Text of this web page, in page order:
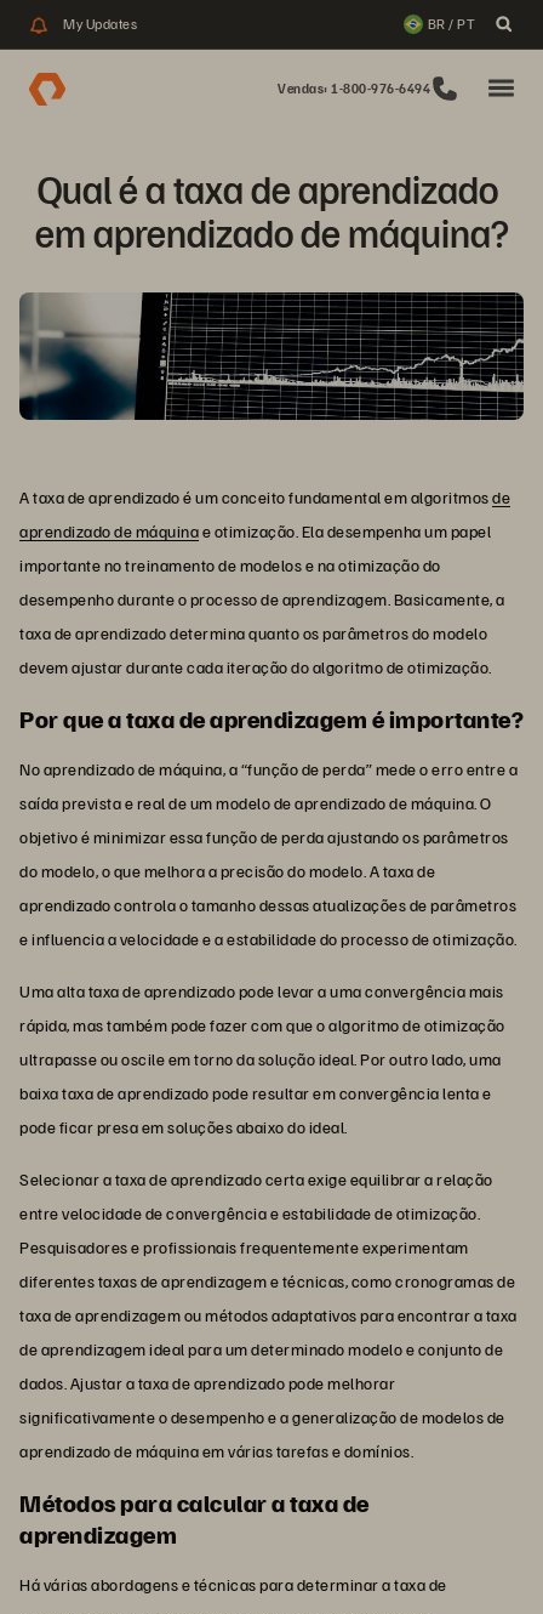
My Updates BR / PT
Vendas: 1-800-976-6494
Qual é a taxa de aprendizado
em aprendizado de máquina?
A taxa de aprendizado é um conceito fundamental em algoritmosde
aprendizado de máquinae otimização. Ela desempenha um papel
importante no treinamento de modelos e na otimização do
desempenho durante o processo de aprendizagem. Basicamente, a
taxa de aprendizado determina quanto os parâmetros do modelo
devem ajustar durante cada iteração do algoritmo de otimização.
Por que a taxa de aprendizagem é importante?
No aprendizado de máquina, a “função de perda” mede o erro entre a
saída prevista e real de um modelo de aprendizado de máquina. O
objetivo é minimizar essa função de perda ajustando os parâmetros
do modelo, o que melhora a precisão do modelo. A taxa de
aprendizado controla o tamanho dessas atualizações de parâmetros
e influencia a velocidade e a estabilidade do processo de otimização.
Uma alta taxa de aprendizado pode levar a uma convergência mais
rápida, mas também pode fazer com que o algoritmo de otimização
ultrapasse ou oscile em torno da solução ideal. Por outro lado, uma
baixa taxa de aprendizado pode resultar em convergência lenta e
pode ficar presa em soluções abaixo do ideal.
Selecionar a taxa de aprendizado certa exige equilibrar a relação
entre velocidade de convergência e estabilidade de otimização.
Pesquisadores e profissionais frequentemente experimentam
diferentes taxas de aprendizagem e técnicas, como cronogramas de
taxa de aprendizagem ou métodos adaptativos para encontrar a taxa
de aprendizagem ideal para um determinado modelo e conjunto de
dados. Ajustar a taxa de aprendizado pode melhorar
significativamente o desempenho e a generalização de modelos de
aprendizado de máquina em várias tarefas e domínios.
Métodos para calcular a taxa de
aprendizagem
Há várias abordagens e técnicas para determinar a taxa de